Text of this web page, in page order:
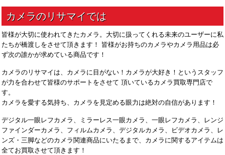
皆様が大切に使われてきたカメラ。大切に扱ってくれる未来のユーザーに私
たちが橋渡しをさせて頂きます！ 皆様がお持ちのカメラやカメラ用品は必
ず次の誰かが求めている商品です！
カメラのリサマイは、カメラに目がない！カメラが大好き！というスタッフ
が力を合わせて皆様のサポートをさせて 頂いているカメラ買取専門店で
す。
カメラを愛する気持ち、カメラを見定める眼力は絶対の自信があります！
デジタル一眼レフカメラ、ミラーレス一眼カメラ、一眼レフカメラ、レンジ
ファインダーカメラ、フィルムカメラ、デジタルカメラ、ビデオカメラ、レ
ンズ・三脚などのカメラ関連商品にいたるまで、カメラに関するアイテムは
全てお買取させて頂きます！